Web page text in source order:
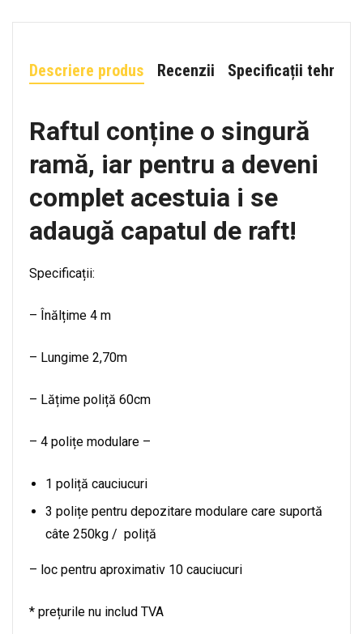
Descriere produs Recenzii Specificații tehnice
Raftul conține o singură
ramă, iar pentru a deveni
complet acestuia i se
adaugă capatul de raft!
Specificații:
– Înălțime 4 m
– Lungime 2,70m
– Lățime poliță 60cm
– 4 polițe modulare –
1 poliță cauciucuri
3 polițe pentru depozitare modulare care suportă
câte 250kg / poliță
– loc pentru aproximativ 10 cauciucuri
* prețurile nu includ TVA